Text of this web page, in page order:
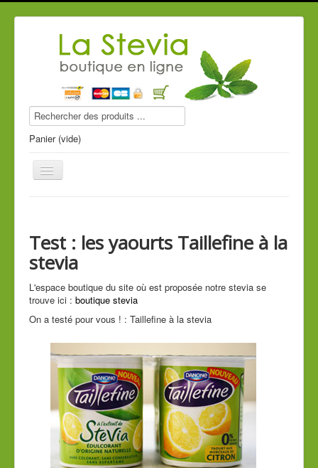
Panier (vide)
Produits stevia
Produits de beauté
Cde tél
Guide conseil
Test : les yaourts Taillefine à la
stevia
L'espace boutique du site où est proposée notre stevia se
trouve ici : boutique stevia
On a testé pour vous ! : Taillefine à la stevia